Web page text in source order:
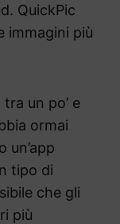
QuickPic
immagini più
un po’ e
ormai
un’app
tipo di
che gli
più